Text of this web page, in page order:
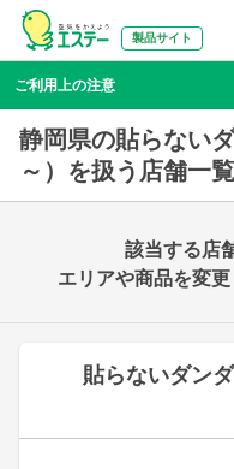
製品サイト
ご利用上の注意
静岡県の貼らない
～）を扱う店舗一覧
貼らないダン
該当する店
エリアや商品を変